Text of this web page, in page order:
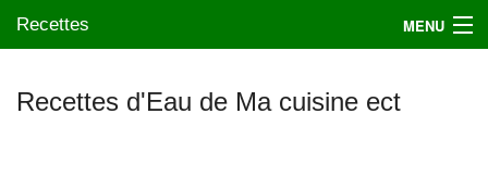
Recettes MENU
Recettes d'Eau de Ma cuisine ect